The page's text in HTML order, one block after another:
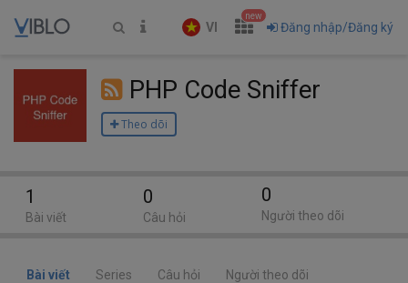
VI
new
Đăng nhập/Đăng ký
PHP Code Sniffer
Theo dõi
Bài viết Series Câu hỏi Người theo dõi
1
Bài viết
0
Câu hỏi
0
Người theo dõi